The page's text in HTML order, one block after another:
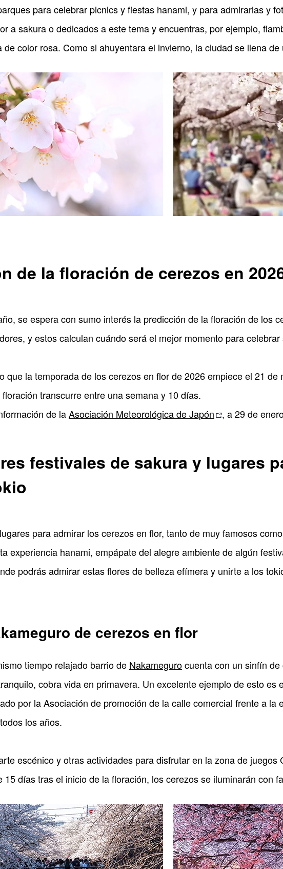
para celebrar picnics y fiestas hanami, y para admirarlas y
a sakura o dedicados a este tema y encuentras, por ejemplo,
color rosa. Como si ahuyentara el invierno, la ciudad se llena
de la floración de cerezos en
se espera con sumo interés la predicción de la floración de los
y estos calculan cuándo será el mejor momento para
que la temporada de los cerezos en flor de 2026 empiece el 21
transcurre entre una semana y 10 días.
de laAsociación Meteorológica de Japón , a 29 de
festivales de sakura y lugares
para admirar los cerezos en flor, tanto de muy famosos
experiencia hanami, empápate del alegre ambiente de algún
podrás admirar estas flores de belleza efímera y unirte a los
de cerezos en flor
tiempo relajado barrio de Nakamegurocuenta con un sinfín
cobra vida en primavera. Un excelente ejemplo de esto es
por la Asociación de promoción de la calle comercial frente a la
los años.
escénico y otras actividades para disfrutar en la zona de juegos
15 días tras el inicio de la floración, los cerezos se iluminarán con